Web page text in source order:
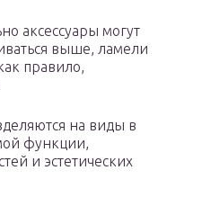
аксессуары могут
выше, ламели
правило,
на виды в
функции,
и эстетических